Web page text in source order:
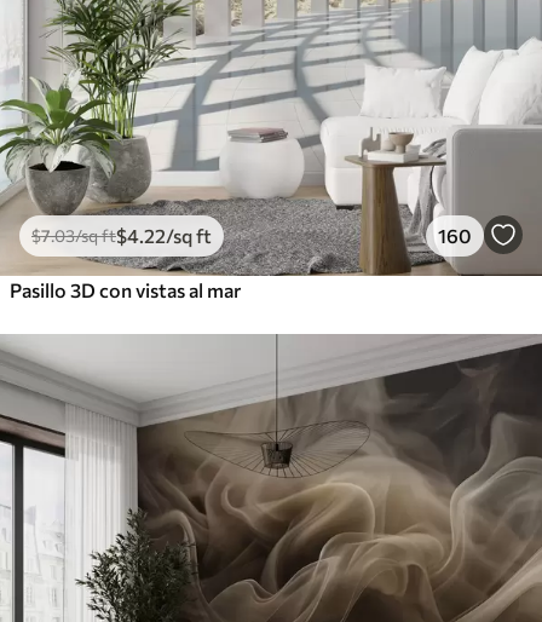
$7.03/sq ft$4 .22/sq ft 160
Pasillo 3D con vistas al mar